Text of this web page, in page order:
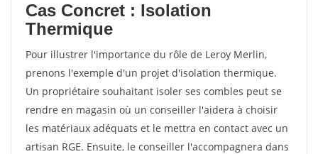
Cas Concret : Isolation
Thermique
Pour illustrer l'importance du rôle de Leroy Merlin,
prenons l'exemple d'un projet d'isolation thermique.
Un propriétaire souhaitant isoler ses combles peut se
rendre en magasin où un conseiller l'aidera à choisir
les matériaux adéquats et le mettra en contact avec un
artisan RGE. Ensuite, le conseiller l'accompagnera dans